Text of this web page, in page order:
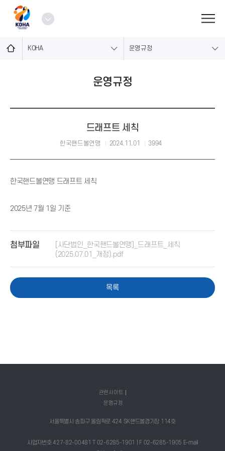
열
KOHA 운영규정
운영규정
드래프트 세칙
한국핸드볼연맹 2024.11.01 3994
한국핸드볼연맹 드래프트 세칙
2025년 7월 1일 기준
첨부파일
[사단법인_한국핸드볼연맹]_드래프트_세칙
(2025.07.01_개정).pdf
목록
관련사이트
운영규정
서울특별시 송파구 올림픽로 424 SK핸드볼경기장 114호
사업자번호 427-82-00481 T 02-6285-1901 | F 02-6285-1905 E-mail